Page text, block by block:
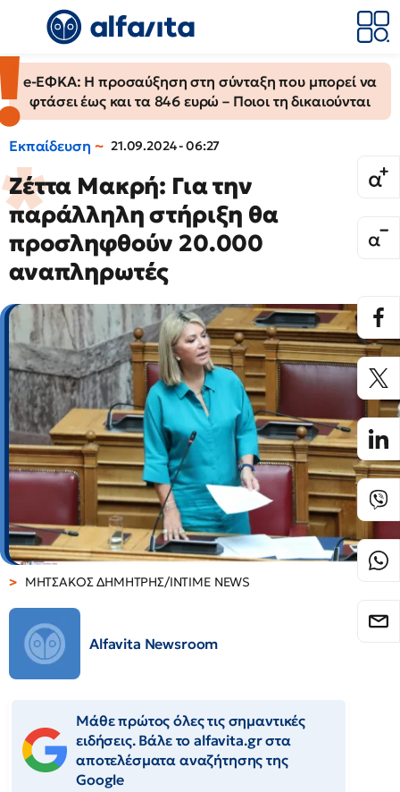
e-ΕΦΚΑ: Η προσαύξηση στη σύνταξη που μπορεί να
φτάσει έως και τα 846 ευρώ – Ποιοι τη δικαιούνται
Εκπαίδευση 21.09.2024 - 06:27
Ζέττα Μακρή: Για την
παράλληλη στήριξη θα
προσληφθούν 20.000
αναπληρωτές
ΜΗΤΣΑΚΟΣ ΔΗΜΗΤΡΗΣ/INTIME NEWS
Alfavita Newsroom
Μάθε πρώτος όλες τις σημαντικές
ειδήσεις. Βάλε το alfavita.gr στα
αποτελέσματα αναζήτησης της
Google